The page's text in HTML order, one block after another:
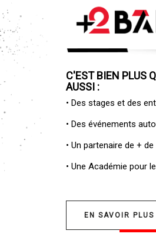
C'EST BIEN PLUS
AUSSI :
• Des stages et des
• Des événements
• Un partenaire de +
• Une Académie pour
EN SAVOIR PLUS